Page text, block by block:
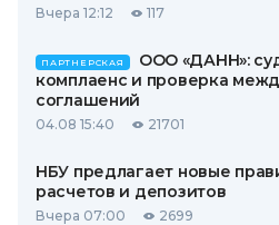
Вчера 12:12 117
ПАРТНЕРСКАЯ
ООО «ДАНН»:
комплаенс и проверка
соглашений
04.08 15:40 21701
НБУ предлагает новые
расчетов и депозитов
Вчера 07:00 2699